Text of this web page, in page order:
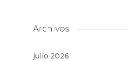
Archivos
julio 2026